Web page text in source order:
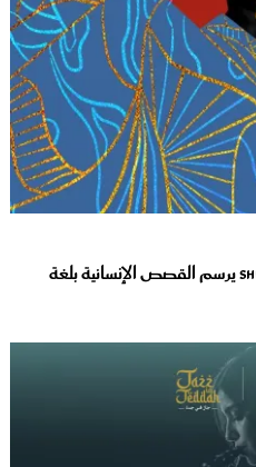
من لاغوس إلى العالم.. Shutabug يرسم القصص الإنسانية بلغة